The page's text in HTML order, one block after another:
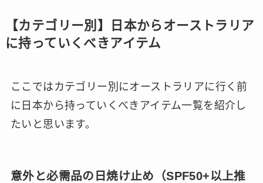
【カテゴリー別】日本からオーストラリア
に持っていくべきアイテム
ここではカテゴリー別にオーストラリアに行く前
に日本から持っていくべきアイテム一覧を紹介し
たいと思います。
意外と必需品の日焼け止め（SPF50+以上推